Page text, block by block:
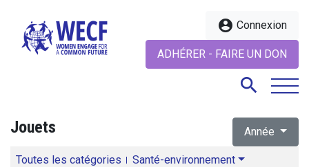
account_circle Connexion
ADHÉRER - FAIRE UN DON
search
Jouets Année
Toutes les catégories Santé-environnement